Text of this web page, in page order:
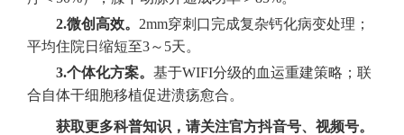
2.微创高效。 2mm穿刺口完成复杂钙化病变处理；
平均住院日缩短至3～5天。
3.个体化方案。 基于WIFI分级的血运重建策略；联
合自体干细胞移植促进溃疡愈合。
获取更多科普知识，请关注官方抖音号、视频号。